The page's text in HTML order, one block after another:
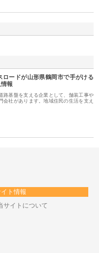
ロードが山形県鶴岡市で手がける
報
路基盤を支える企業として、舗装工事や
会社があります。地域住民の生活を支え
ト情報
サイトについて